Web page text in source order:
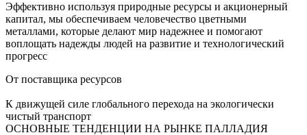
Эффективно используя природные ресурсы и акционерный
капитал, мы обеспечиваем человечество цветными
металлами, которые делают мир надежнее и помогают
воплощать надежды людей на развитие и технологический
прогресс
От поставщика ресурсов
К движущей силе глобального перехода на экологически
чистый транспорт
ОСНОВНЫЕ ТЕНДЕНЦИИ НА РЫНКЕ ПАЛЛАДИЯ